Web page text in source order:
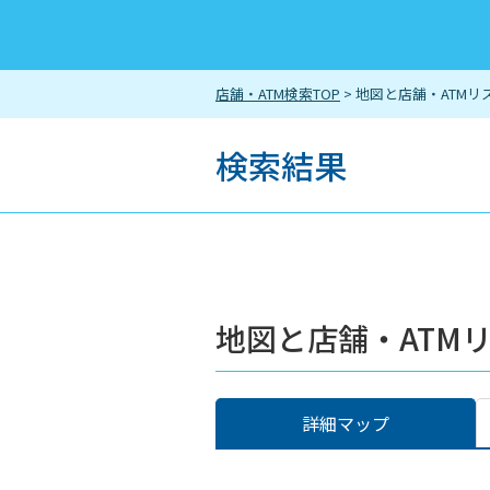
店舗・ATM検索TOP > 地図と店舗・ATMリ
検索結果
地図と店舗・ATM
詳細マップ